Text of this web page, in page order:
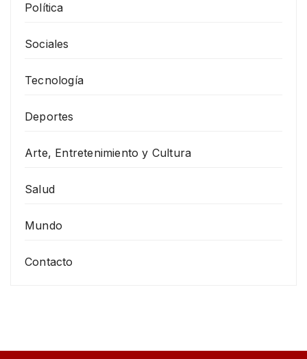
Política
Sociales
Tecnología
Deportes
Arte, Entretenimiento y Cultura
Salud
Mundo
Contacto